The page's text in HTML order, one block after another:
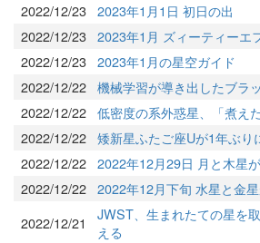
2022/12/23 2023年1月1日 初日の出
2022/12/23 2023年1月 ズィーティーエ
2022/12/23 2023年1月の星空ガイド
2022/12/22 機械学習が導き出したブラ
2022/12/22 低密度の系外惑星、「煮え
2022/12/22 矮新星ふたご座Uが1年ぶり
2022/12/22 2022年12月29日 月と木星
2022/12/22 2022年12月下旬 水星と金
2022/12/21
JWST、生まれたての星を
える